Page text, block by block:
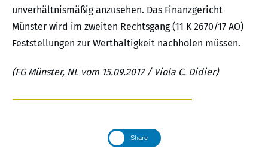
unverhältnismäßig anzusehen. Das Finanzgericht
Münster wird im zweiten Rechtsgang (11 K 2670/17 AO)
Feststellungen zur Werthaltigkeit nachholen müssen.
(FG Münster, NL vom 15.09.2017 / Viola C. Didier)
Share